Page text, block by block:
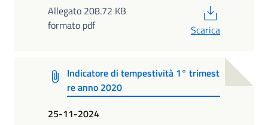
Allegato 208.72 KB
formato pdf
Scarica
Indicatore di tempestività 1° trimest
re anno 2020
25-11-2024